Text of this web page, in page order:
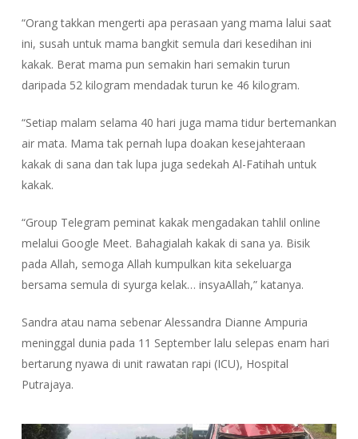
“Orang takkan mengerti apa perasaan yang mama lalui saat
ini, susah untuk mama bangkit semula dari kesedihan ini
kakak. Berat mama pun semakin hari semakin turun
daripada 52 kilogram mendadak turun ke 46 kilogram.
“Setiap malam selama 40 hari juga mama tidur bertemankan
air mata. Mama tak pernah lupa doakan kesejahteraan
kakak di sana dan tak lupa juga sedekah Al-Fatihah untuk
kakak.
“Group Telegram peminat kakak mengadakan tahlil online
melalui Google Meet. Bahagialah kakak di sana ya. Bisik
pada Allah, semoga Allah kumpulkan kita sekeluarga
bersama semula di syurga kelak… insyaAllah,” katanya.
Sandra atau nama sebenar Alessandra Dianne Ampuria
meninggal dunia pada 11 September lalu selepas enam hari
bertarung nyawa di unit rawatan rapi (ICU), Hospital
Putrajaya.